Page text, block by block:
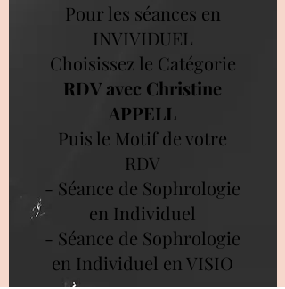
Pour les séances en
INVIVIDUEL
Choisissez le Catégorie
RDV avec Christine
APPELL
Puis le Motif de votre
RDV
- Séance de Sophrologie
en Individuel
- Séance de Sophrologie
en Individuel en VISIO